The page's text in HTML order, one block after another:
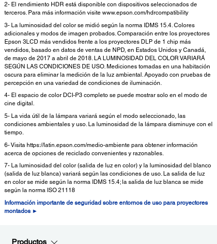
2- El rendimiento HDR está disponible con dispositivos seleccionados de
terceros. Para más información visite www.epson.com/hdrcompatibility
3- La luminosidad del color se midió según la norma IDMS 15.4. Colores
adicionales y modos de imagen probados. Comparación entre los proyectores
Epson 3LCD más vendidos frente a los proyectores DLP de 1 chip más
vendidos, basado en datos de ventas de NPD, en Estados Unidos y Canadá,
de mayo de 2017 a abril de 2018. LA LUMINOSIDAD DEL COLOR VARIARÁ
SEGÚN LAS CONDICIONES DE USO. Mediciones tomadas en una habitación
oscura para eliminar la medición de la luz ambiental. Apoyado con pruebas de
percepción en una variedad de condiciones de iluminación.
4- El espacio de color DCI-P3 completo se puede mostrar solo en el modo de
cine digital.
5- La vida útil de la lámpara variará según el modo seleccionado, las
condiciones ambientales y uso. La luminosidad de la lámpara disminuye con el
tiempo.
6- Visita https://latin.epson.com/medio-ambiente para obtener información
acerca de opciones de reciclado convenientes y razonables.
7- La luminosidad del color (salida de luz en color) y la luminosidad del blanco
(salida de luz blanca) variará según las condiciones de uso. La salida de luz
en color se mide según la norma IDMS 15.4; la salida de luz blanca se mide
según la norma ISO 21118
Información importante de seguridad sobre entornos de uso para proyectores
montados ►
Productos